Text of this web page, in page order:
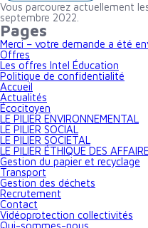
Vous parcourez actuellement
septembre 2022.
Pages
Merci – votre demande a été
Offres
Les offres Intel Éducation
Politique de confidentialité
Accueil
Actualités
Écocitoyen
LE PILIER ENVIRONNEMENTAL
LE PILIER SOCIAL
LE PILIER SOCIETAL
LE PILIER ÉTHIQUE DES
Gestion du papier et recyclage
Transport
Gestion des déchets
Recrutement
Contact
Vidéoprotection collectivités
Qui-sommes-nous